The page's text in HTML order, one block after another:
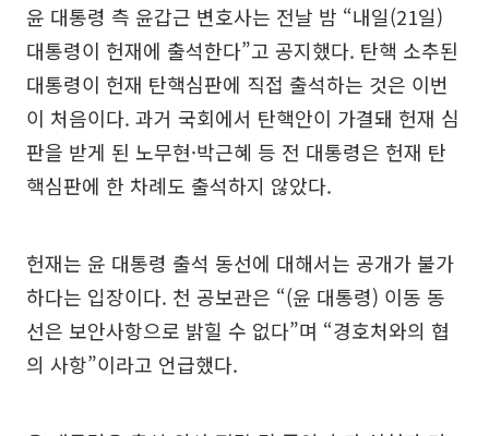
윤 대통령 측 윤갑근 변호사는 전날 밤 “내일(21일)
대통령이 헌재에 출석한다”고 공지했다. 탄핵 소추된
대통령이 헌재 탄핵심판에 직접 출석하는 것은 이번
이 처음이다. 과거 국회에서 탄핵안이 가결돼 헌재 심
판을 받게 된 노무현·박근혜 등 전 대통령은 헌재 탄
핵심판에 한 차례도 출석하지 않았다.
헌재는 윤 대통령 출석 동선에 대해서는 공개가 불가
하다는 입장이다. 천 공보관은 “(윤 대통령) 이동 동
선은 보안사항으로 밝힐 수 없다”며 “경호처와의 협
의 사항”이라고 언급했다.